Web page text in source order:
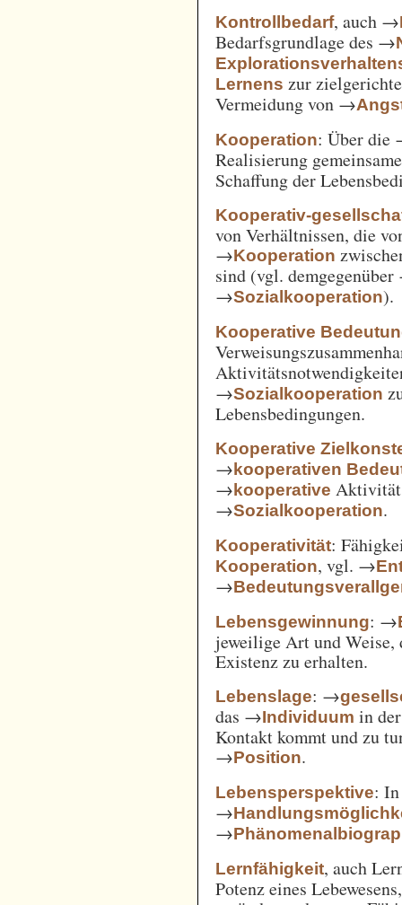
Kontrollbedarf, auch →
Bedarfsgrundlage des →
Lernens zur
Vermeidung von →
Kooperation: Über
Realisierung
Schaffung der
Kooperativ-
von Verhältnissen, die
→Kooperation
sind (vgl.
→Sozialkooperation).
Kooperative
→Sozialkooperation
Lebensbedingungen.
Kooperative
→kooperativen
→kooperative
→Sozialkooperation.
Kooperativität:
Kooperation, vgl. →
→
Lebensgewinnung: →
jeweilige Art und
Existenz zu erhalten.
Lebenslage: →
das →Individuum in
Kontakt kommt und zu
→Position.
Lebensperspektive:
→
→
Lernfähigkeit, auch
Potenz eines